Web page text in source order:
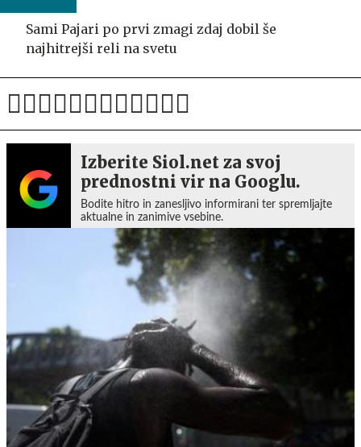
Sami Pajari po prvi zmagi zdaj dobil še
najhitrejši reli na svetu
Izberite Siol.net za svoj
prednostni vir na Googlu.
Bodite hitro in zanesljivo informirani ter spremljajte
aktualne in zanimive vsebine.